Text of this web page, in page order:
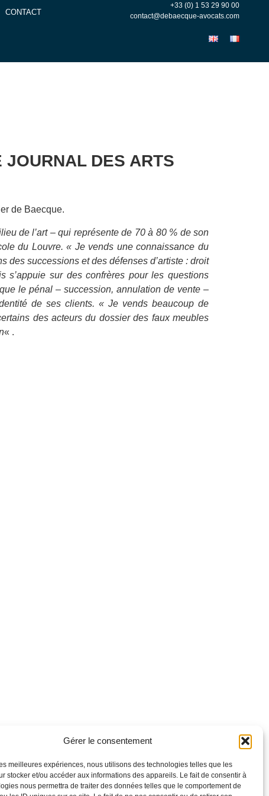
Gérer le consentement
meilleures expériences, nous utilisons des technologies telles que les
stocker et/ou accéder aux informations des appareils. Le fait de consentir à
nous permettra de traiter des données telles que le comportement de
CONTACT
+33 (0) 1 53 29 90 00
contact@debaecque-avocats.com
JOURNAL DES ARTS
de Baecque.
de l’art – qui représente de 70 à 80 % de son
du Louvre. « Je vends une connaissance du
des successions et des défenses d’artiste : droit
s’appuie sur des confrères pour les questions
le pénal – succession, annulation de vente –
de ses clients. « Je vends beaucoup de
des acteurs du dossier des faux meubles
« .